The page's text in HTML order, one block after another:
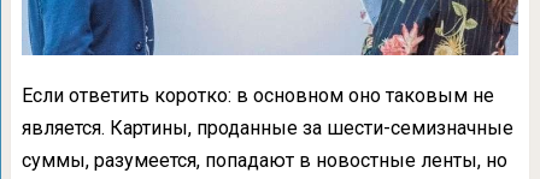
Если ответить коротко: в основном оно таковым не
является. Картины, проданные за шести-семизначные
суммы, разумеется, попадают в новостные ленты, но